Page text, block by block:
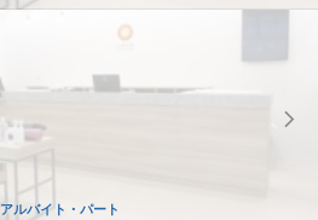
アルバイト・パート